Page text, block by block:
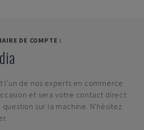
DE COMPTE :
l'un de nos experts en commerce
et sera votre contact direct
sur la machine. N'hésitez